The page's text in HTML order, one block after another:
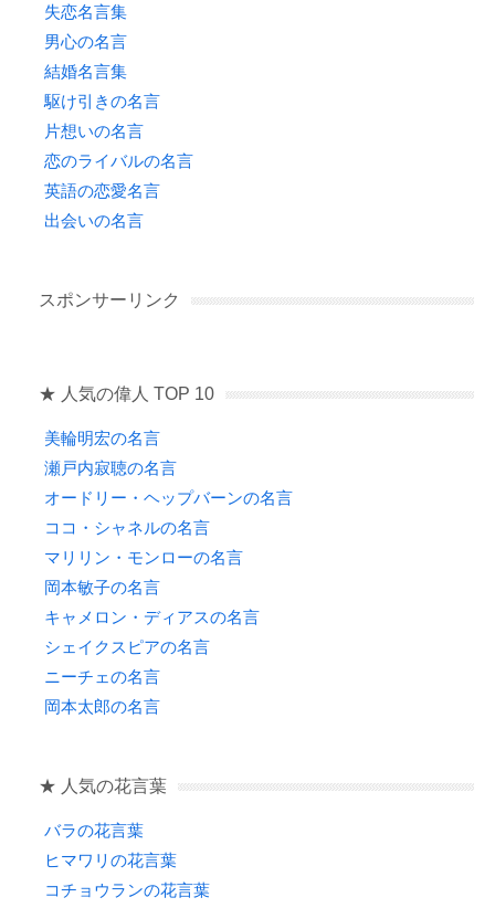
失恋名言集
男心の名言
結婚名言集
駆け引きの名言
片想いの名言
恋のライバルの名言
英語の恋愛名言
出会いの名言
スポンサーリンク
★ 人気の偉人 TOP 10
美輪明宏の名言
瀬戸内寂聴の名言
オードリー・ヘップバーンの名言
ココ・シャネルの名言
マリリン・モンローの名言
岡本敏子の名言
キャメロン・ディアスの名言
シェイクスピアの名言
ニーチェの名言
岡本太郎の名言
★ 人気の花言葉
バラの花言葉
ヒマワリの花言葉
コチョウランの花言葉